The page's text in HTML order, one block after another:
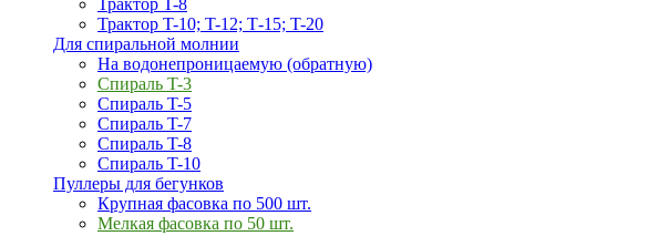
Трактор T-8
Трактор T-10; T-12; Т-15; T-20
Для спиральной молнии
На водонепроницаемую (обратную)
Спираль T-3
Спираль T-5
Спираль T-7
Спираль T-8
Спираль T-10
Пуллеры для бегунков
Крупная фасовка по 500 шт.
Мелкая фасовка по 50 шт.